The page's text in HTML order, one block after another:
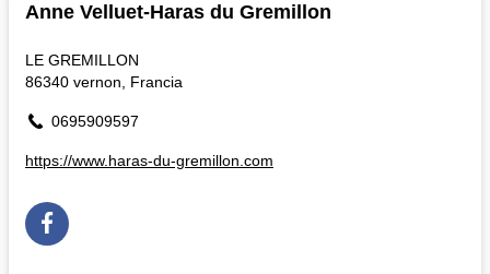
Anne Velluet-Haras du Gremillon
LE GREMILLON
86340 vernon, Francia
0695909597
https://www.haras-du-gremillon.com